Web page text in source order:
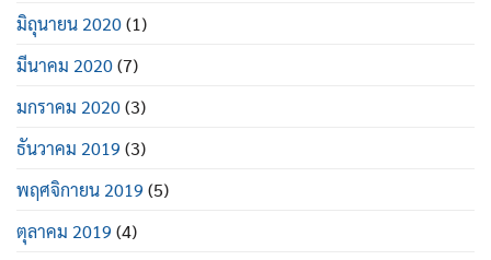
มิถุนายน 2020(1)
มีนาคม 2020(7)
มกราคม 2020(3)
ธันวาคม 2019 (3)
พฤศจิกายน 2019 (5)
ตุลาคม 2019 (4)